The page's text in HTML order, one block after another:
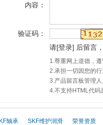
内容：
验证码：
请[登录] 后留言
1.尊重网上道德，
2.承担一切因您的
3.产品留言板管理
4.不支持HTML代码
轴承 SKF维护润滑 荣誉资质